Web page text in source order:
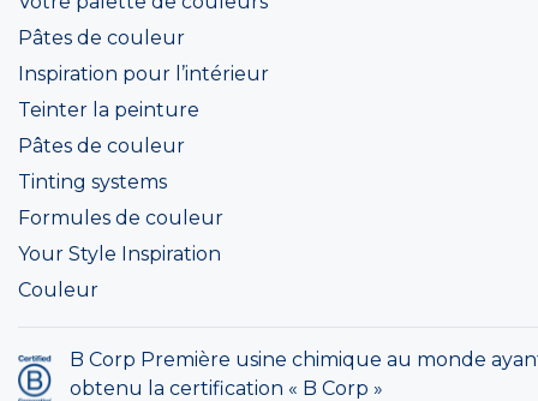
Pâtes de couleur
Inspiration pour l’intérieur
Teinter la peinture
Pâtes de couleur
Tinting systems
Formules de couleur
Your Style Inspiration
Couleur
B Corp Première usine chimique au monde
obtenu la certification « B Corp »